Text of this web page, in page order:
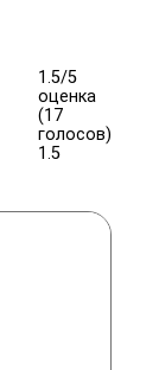
1.5/5
оценка
(17
голосов)
1.5